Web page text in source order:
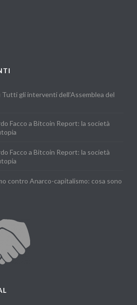
Tutti gli interventi dell’Assemblea del
Facco a Bitcoin Report: la società
Facco a Bitcoin Report: la società
contro Anarco-capitalismo: cosa sono